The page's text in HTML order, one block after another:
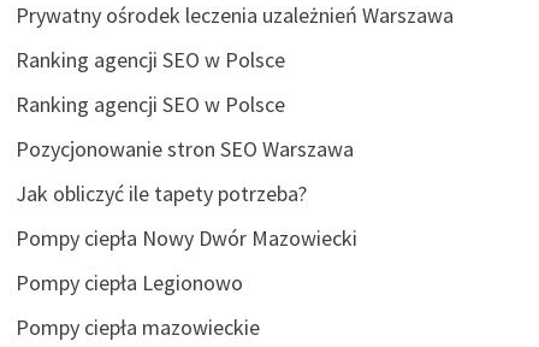
Prywatny ośrodek leczenia uzależnień Warszawa
Ranking agencji SEO w Polsce
Ranking agencji SEO w Polsce
Pozycjonowanie stron SEO Warszawa
Jak obliczyć ile tapety potrzeba?
Pompy ciepła Nowy Dwór Mazowiecki
Pompy ciepła Legionowo
Pompy ciepła mazowieckie